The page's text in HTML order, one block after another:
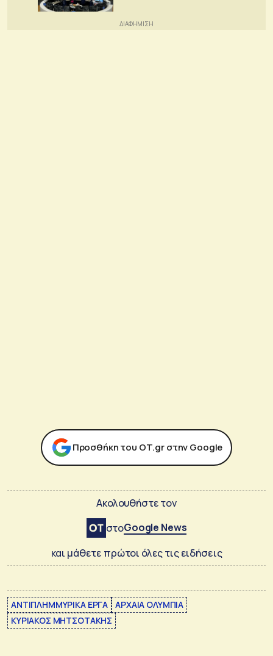
Προσθήκη του ΟΤ.gr στην Google
Ακολουθήστε τον
στοGoogle News
και μάθετε πρώτοι όλες τις ειδήσεις
ΑΝΤΙΠΛΗΜΜΥΡΙΚΑ ΕΡΓΑ
ΑΡΧΑΙΑ ΟΛΥΜΠΙΑ
ΚΥΡΙΑΚΟΣ ΜΗΤΣΟΤΑΚΗΣ